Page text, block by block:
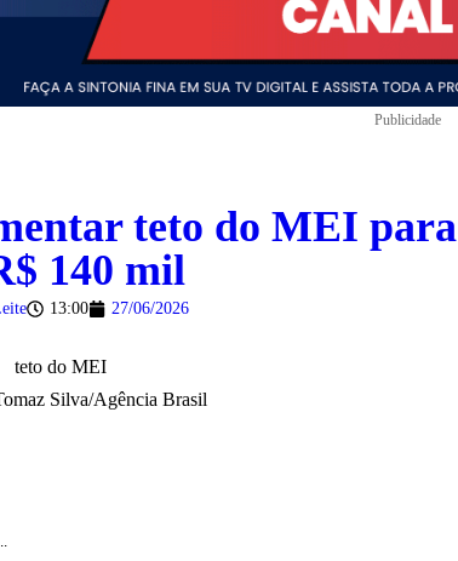
Publicidade
teto do MEI para
140 mil
13:00 27/06/2026
Silva/Agência Brasil